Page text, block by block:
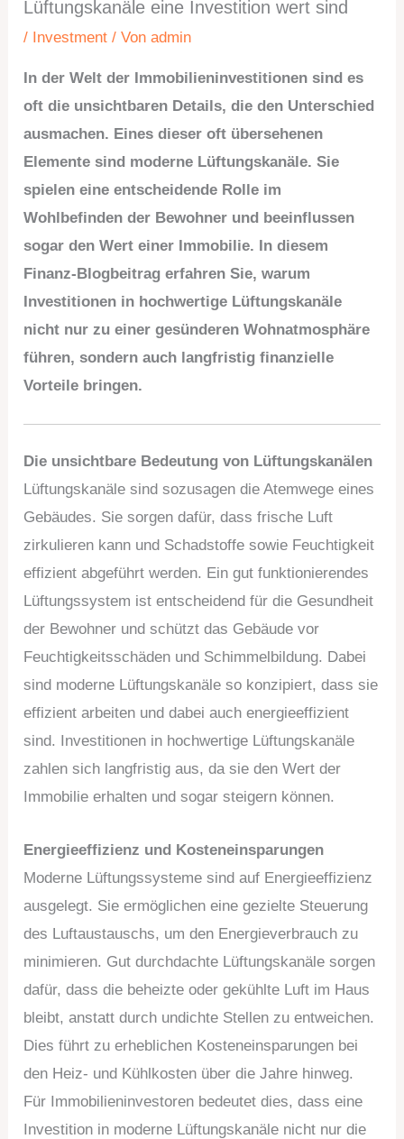
Lüftungskanäle eine Investition wert sind
/ Investment / Vonadmin
In der Welt der Immobilieninvestitionen sind es
oft die unsichtbaren Details, die den Unterschied
ausmachen. Eines dieser oft übersehenen
Elemente sind moderne Lüftungskanäle. Sie
spielen eine entscheidende Rolle im
Wohlbefinden der Bewohner und beeinflussen
sogar den Wert einer Immobilie. In diesem
Finanz-Blogbeitrag erfahren Sie, warum
Investitionen in hochwertige Lüftungskanäle
nicht nur zu einer gesünderen Wohnatmosphäre
führen, sondern auch langfristig finanzielle
Vorteile bringen.
Die unsichtbare Bedeutung von Lüftungskanälen
Lüftungskanäle sind sozusagen die Atemwege eines
Gebäudes. Sie sorgen dafür, dass frische Luft
zirkulieren kann und Schadstoffe sowie Feuchtigkeit
effizient abgeführt werden. Ein gut funktionierendes
Lüftungssystem ist entscheidend für die Gesundheit
der Bewohner und schützt das Gebäude vor
Feuchtigkeitsschäden und Schimmelbildung. Dabei
sind moderne Lüftungskanäle so konzipiert, dass sie
effizient arbeiten und dabei auch energieeffizient
sind. Investitionen in hochwertige Lüftungskanäle
zahlen sich langfristig aus, da sie den Wert der
Immobilie erhalten und sogar steigern können.
Energieeffizienz und Kosteneinsparungen
Moderne Lüftungssysteme sind auf Energieeffizienz
ausgelegt. Sie ermöglichen eine gezielte Steuerung
des Luftaustauschs, um den Energieverbrauch zu
minimieren. Gut durchdachte Lüftungskanäle sorgen
dafür, dass die beheizte oder gekühlte Luft im Haus
bleibt, anstatt durch undichte Stellen zu entweichen.
Dies führt zu erheblichen Kosteneinsparungen bei
den Heiz- und Kühlkosten über die Jahre hinweg.
Für Immobilieninvestoren bedeutet dies, dass eine
Investition in moderne Lüftungskanäle nicht nur die